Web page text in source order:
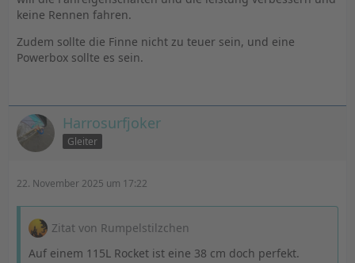
keine Rennen fahren.
Zudem sollte die Finne nicht zu teuer sein, und eine
Powerbox sollte es sein.
Harrosurfjoker
Gleiter
22. November 2025 um 17:22
Zitat von Rumpelstilzchen
Auf einem 115L Rocket ist eine 38 cm doch perfekt.